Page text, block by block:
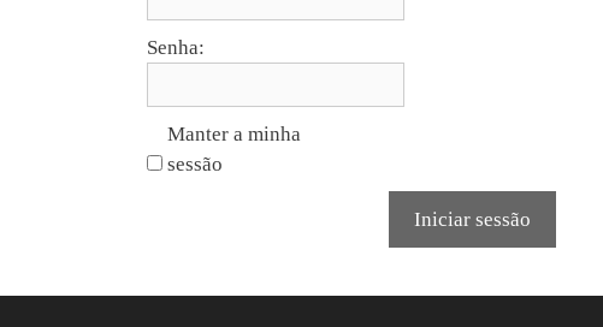
Senha:
Manter a minha
sessão
Iniciar sessão